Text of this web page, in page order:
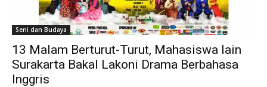
Seni dan Budaya
13 Malam Berturut-Turut, Mahasiswa Iain
Surakarta Bakal Lakoni Drama Berbahasa
Inggris